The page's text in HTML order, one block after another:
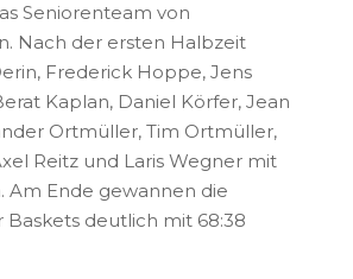
Seniorenteam von
Nach der ersten Halbzeit
Frederick Hoppe, Jens
Kaplan, Daniel Körfer, Jean
Ortmüller, Tim Ortmüller,
Reitz und Laris Wegner mit
Am Ende gewannen die
Baskets deutlich mit 68:38